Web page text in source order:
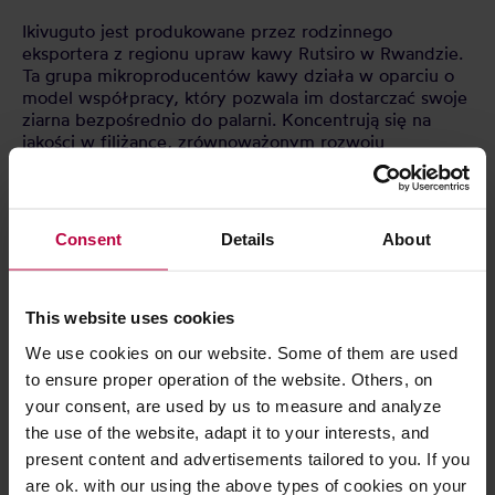
Consent Details About
This website uses cookies
We use cookies on our website. Some of them are used
to ensure proper operation of the website. Others, on
your consent, are used by us to measure and analyze
the use of the website, adapt it to your interests, and
present content and advertisements tailored to you. If you
are ok. with our using the above types of cookies on your
Ikivuguto jest produkowane przez rodzinnego
eksportera z regionu upraw kawy Rutsiro w Rwandzie.
Ta grupa mikroproducentów kawy działa w oparciu o
model współpracy, który pozwala im dostarczać swoje
ziarna bezpośrednio do palarni. Koncentrują się na
jakości w filiżance, zrównoważonym rozwoju
środowiskowym i ekonomicznym oraz przejrzystości w
palarnię - jako jeden zespół. Ich celem jest
zrównoważona produkcja kawy, tworzenie wysokiej
jakości mikrolotów oraz zapewnianie uczciwych cen dla
podnoszą jakość życia producentów i ich rodzin,
Przechowywać w suchym i chłodnym miejscu.
CECHY